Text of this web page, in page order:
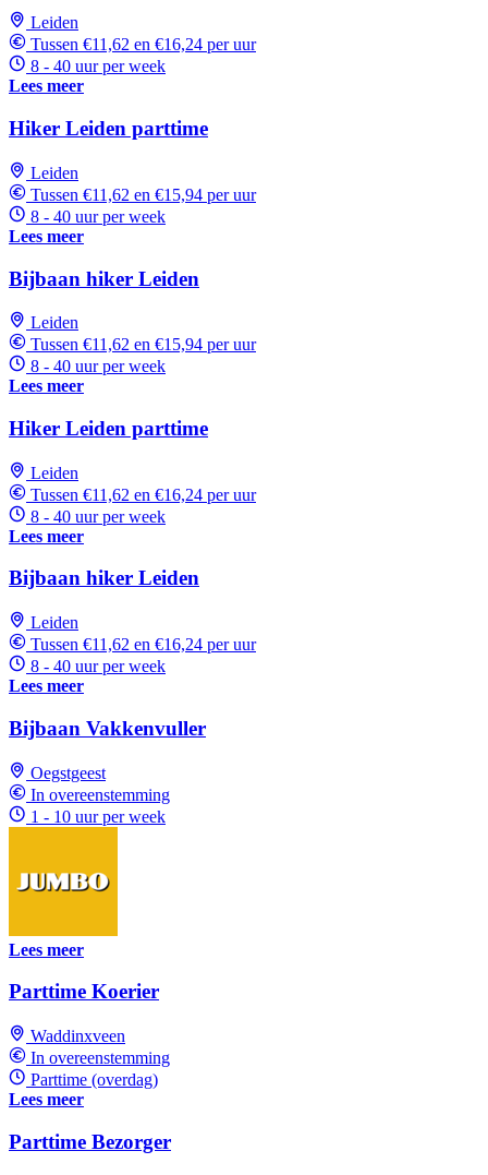
Leiden
Tussen €11,62 en €16,24 per uur
8 - 40 uur per week
Lees meer
Hiker Leiden parttime
Leiden
Tussen €11,62 en €15,94 per uur
8 - 40 uur per week
Lees meer
Bijbaan hiker Leiden
Leiden
Tussen €11,62 en €15,94 per uur
8 - 40 uur per week
Lees meer
Hiker Leiden parttime
Leiden
Tussen €11,62 en €16,24 per uur
8 - 40 uur per week
Lees meer
Bijbaan hiker Leiden
Leiden
Tussen €11,62 en €16,24 per uur
8 - 40 uur per week
Lees meer
Bijbaan Vakkenvuller
Oegstgeest
In overeenstemming
1 - 10 uur per week
Lees meer
Parttime Koerier
Waddinxveen
In overeenstemming
Parttime (overdag)
Lees meer
Parttime Bezorger